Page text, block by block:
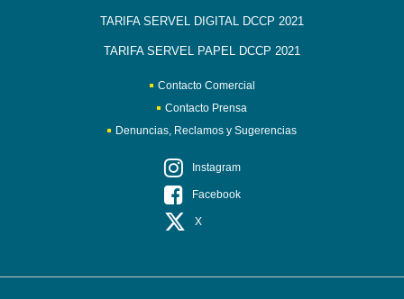
TARIFA SERVEL DIGITAL DCCP 2021
TARIFA SERVEL PAPEL DCCP 2021
Contacto Comercial
Contacto Prensa
Denuncias, Reclamos y Sugerencias
Instagram
Facebook
X